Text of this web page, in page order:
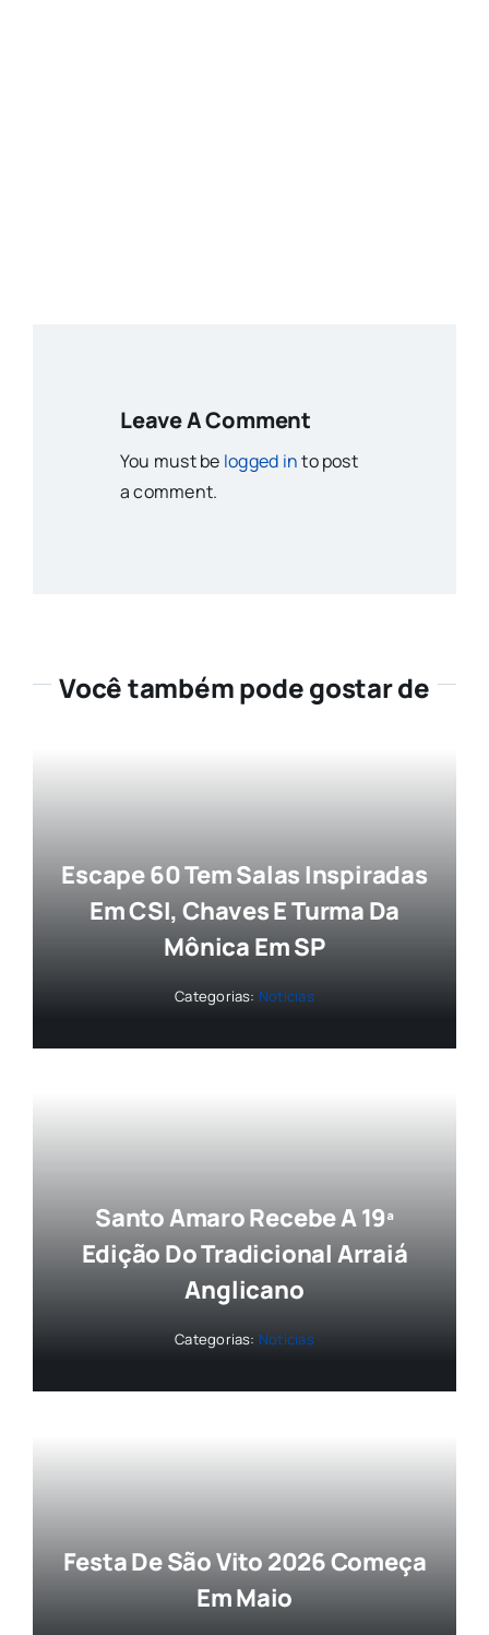
Leave A Comment
You must be logged into post
a comment.
Você também pode gostar de
Escape 60 Tem Salas Inspiradas
Em CSI, Chaves E Turma Da
Mônica Em SP
Categorias: Notícias
Santo Amaro Recebe A 19ª
Edição Do Tradicional Arraiá
Anglicano
Categorias: Notícias
Festa De São Vito 2026 Começa
Em Maio